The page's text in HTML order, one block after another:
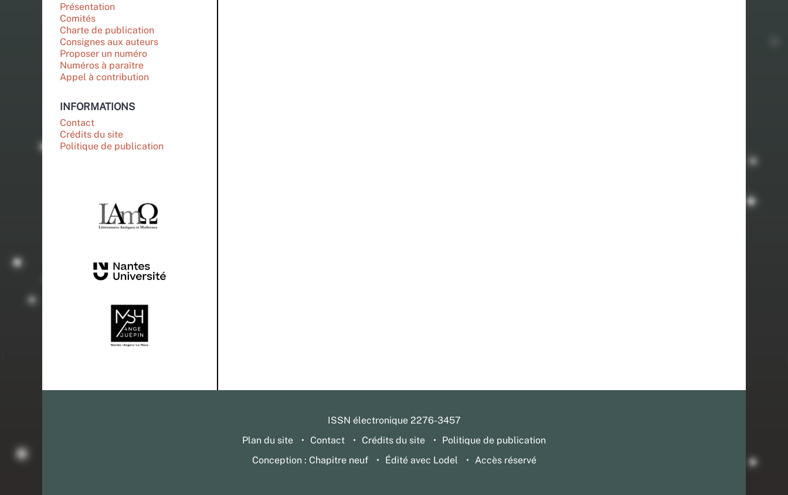
Présentation
Comités
Charte de publication
Consignes aux auteurs
Proposer un numéro
Numéros à paraître
Appel à contribution
INFORMATIONS
Contact
Crédits du site
Politique de publication
ISSN électronique 2276-3457
Plan du site
Contact Crédits du site
Politique de publication
Conception : Chapitre neuf
Édité avec Lodel Accès réservé